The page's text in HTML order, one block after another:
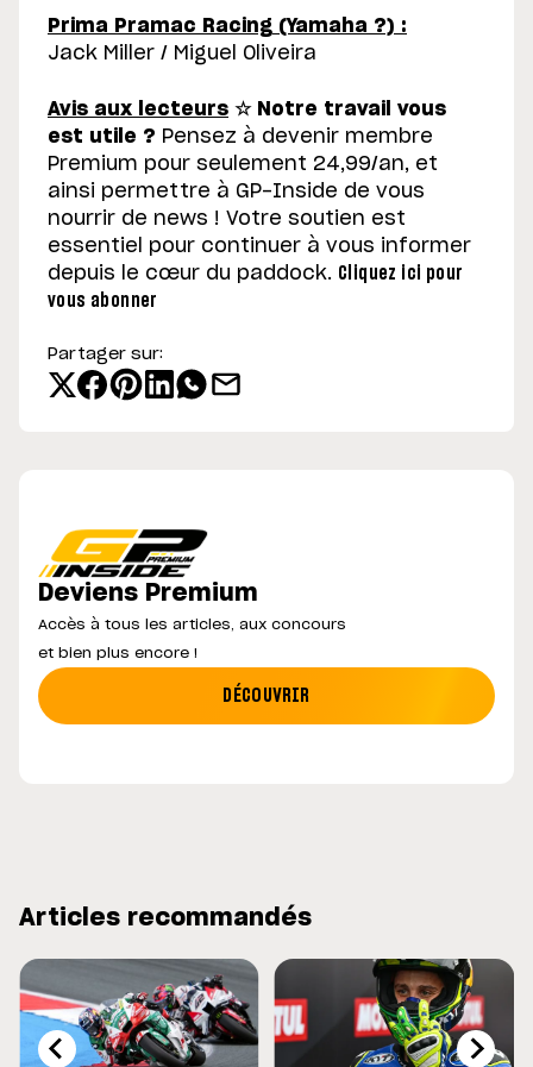
Prima Pramac Racing (Yamaha ?) :
Jack Miller / Miguel Oliveira
Avis aux lecteurs ☆ Notre travail vous
est utile ? Pensez à devenir membre
Premium pour seulement 24,99/an, et
ainsi permettre à GP-Inside de vous
nourrir de news ! Votre soutien est
essentiel pour continuer à vous informer
depuis le cœur du paddock. Cliquez ici pour
vous abonner
Partager sur:
Deviens Premium
Accès à tous les articles, aux concours
et bien plus encore !
DÉCOUVRIR
Articles recommandés